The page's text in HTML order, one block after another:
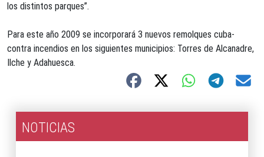
los distintos parques”.
Para este año 2009 se incorporará 3 nuevos remolques cuba-
contra incendios en los siguientes municipios: Torres de Alcanadre,
Ilche y Adahuesca.
NOTICIAS